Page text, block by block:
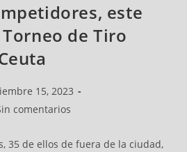
este
de Tiro
15, 2023
comentarios
35 de ellos de fuera de la ciudad,